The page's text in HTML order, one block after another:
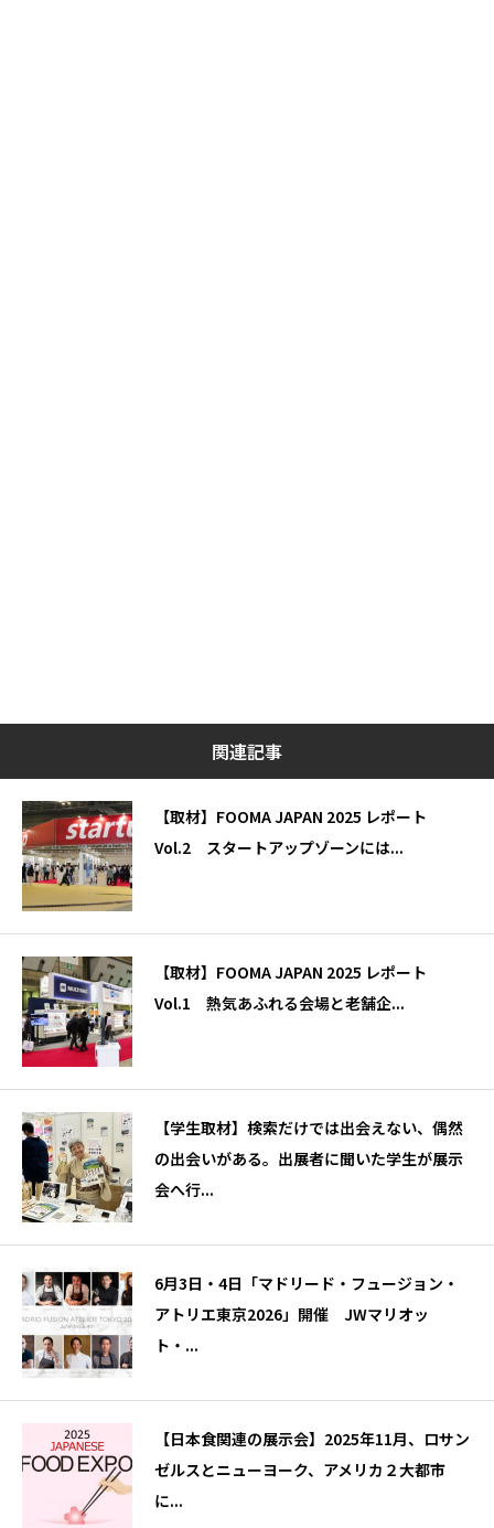
関連記事
【取材】FOOMA JAPAN 2025 レポート
Vol.2 スタートアップゾーンには...
【取材】FOOMA JAPAN 2025 レポート
Vol.1 熱気あふれる会場と老舗企...
【学生取材】検索だけでは出会えない、偶然
の出会いがある。出展者に聞いた学生が展示
会へ行...
6月3日・4日「マドリード・フュージョン・
アトリエ東京2026」開催 JWマリオッ
ト・...
【日本食関連の展示会】2025年11月、ロサン
ゼルスとニューヨーク、アメリカ２大都市
に...